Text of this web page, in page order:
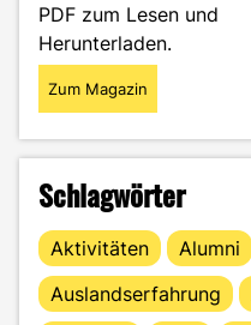
Sarah
Feige
im
Portrait"
PDF zum Lesen und
Herunterladen.
Zum Magazin
Schlagwörter
Aktivitäten Alumni
Auslandserfahrung